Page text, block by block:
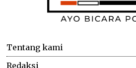
Tentang kami
Redaksi